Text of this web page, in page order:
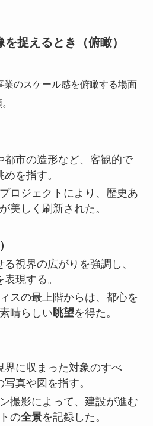
捉えるとき（俯瞰）
業のスケール感を俯瞰する場面
都市の造形など、客観的で
を指す。
ロジェクトにより、歴史あ
美しく刷新された。
視界の広がりを強調し、
現する。
スの最上階からは、都心を
晴らしい 眺望を得た。
界に収まった対象のすべ
真や図を指す。
撮影によって、建設が進む
の全景を記録した。